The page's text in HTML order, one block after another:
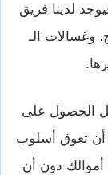
لدينا فريق
الـ
الحصول على
أن تعوق أسلوب
دون أن